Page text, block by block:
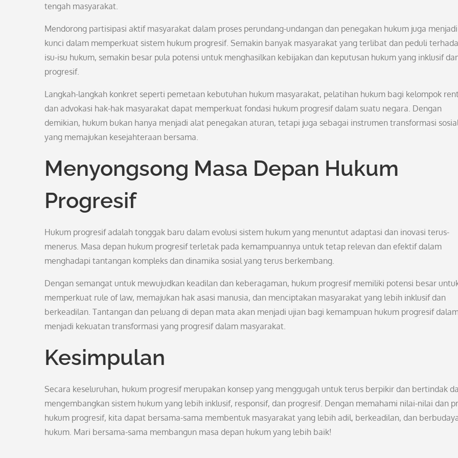
tengah masyarakat.
Mendorong partisipasi aktif masyarakat dalam proses perundang-undangan dan penegakan hukum juga menjadi
kunci dalam memperkuat sistem hukum progresif. Semakin banyak masyarakat yang terlibat dan peduli
isu-isu hukum, semakin besar pula potensi untuk menghasilkan kebijakan dan keputusan hukum yang inklusif
progresif.
Langkah-langkah konkret seperti pemetaan kebutuhan hukum masyarakat, pelatihan hukum bagi kelompok
dan advokasi hak-hak masyarakat dapat memperkuat fondasi hukum progresif dalam suatu negara. Dengan
demikian, hukum bukan hanya menjadi alat penegakan aturan, tetapi juga sebagai instrumen transformasi
yang memajukan kesejahteraan bersama.
Menyongsong Masa Depan Hukum
Progresif
Hukum progresif adalah tonggak baru dalam evolusi sistem hukum yang menuntut adaptasi dan inovasi terus-
menerus. Masa depan hukum progresif terletak pada kemampuannya untuk tetap relevan dan efektif dalam
menghadapi tantangan kompleks dan dinamika sosial yang terus berkembang.
Dengan semangat untuk mewujudkan keadilan dan keberagaman, hukum progresif memiliki potensi besar
memperkuat rule of law, memajukan hak asasi manusia, dan menciptakan masyarakat yang lebih inklusif dan
berkeadilan. Tantangan dan peluang di depan mata akan menjadi ujian bagi kemampuan hukum progresif
menjadi kekuatan transformasi yang progresif dalam masyarakat.
Kesimpulan
Secara keseluruhan, hukum progresif merupakan konsep yang menggugah untuk terus berpikir dan bertindak
mengembangkan sistem hukum yang lebih inklusif, responsif, dan progresif. Dengan memahami nilai-nilai dan
hukum progresif, kita dapat bersama-sama membentuk masyarakat yang lebih adil, berkeadilan, dan
hukum. Mari bersama-sama membangun masa depan hukum yang lebih baik!